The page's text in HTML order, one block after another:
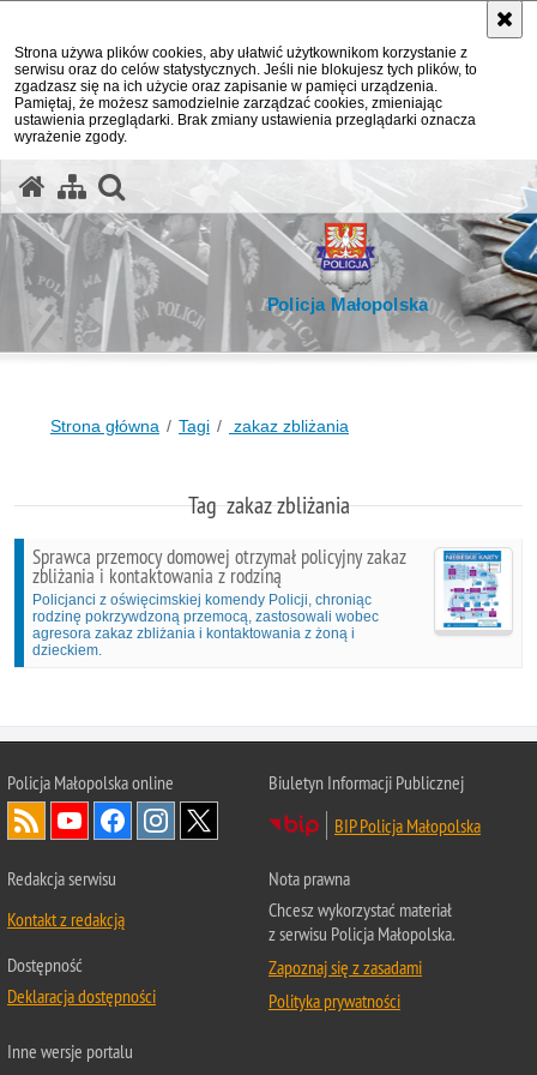
Strona używa plików cookies, aby ułatwić użytkownikom korzystanie z
serwisu oraz do celów statystycznych. Jeśli nie blokujesz tych plików, to
zgadzasz się na ich użycie oraz zapisanie w pamięci urządzenia.
Pamiętaj, że możesz samodzielnie zarządzać cookies, zmieniając
ustawienia przeglądarki. Brak zmiany ustawienia przeglądarki oznacza
wyrażenie zgody.
Policja Małopolska
Strona główna Tagi zakaz zbliżania
Tag zakaz zbliżania
Sprawca przemocy domowej otrzymał policyjny zakaz
zbliżania i kontaktowania z rodziną
Policjanci z oświęcimskiej komendy Policji, chroniąc
rodzinę pokrzywdzoną przemocą, zastosowali wobec
agresora zakaz zbliżania i kontaktowania z żoną i
dzieckiem.
Policja Małopolska online
Biuletyn Informacji Publicznej
BIP Policja Małopolska
Redakcja serwisu
Kontakt z redakcją
Dostępność
Deklaracja dostępności
Nota prawna
Chcesz wykorzystać materiał
z serwisu Policja Małopolska.
Zapoznaj się z zasadami
Polityka prywatności
Inne wersje portalu